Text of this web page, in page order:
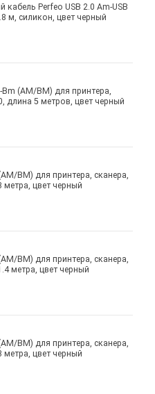
кабель Perfeo USB 2.0 Am-USB
м, силикон, цвет черный
Bm (AM/BM) для принтера,
длина 5 метров, цвет черный
BM) для принтера, сканера,
метра, цвет черный
BM) для принтера, сканера,
метра, цвет черный
BM) для принтера, сканера,
метра, цвет черный